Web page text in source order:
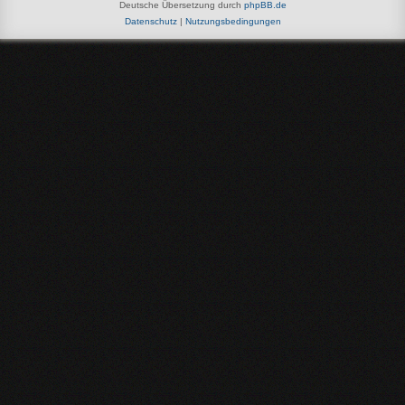
Deutsche Übersetzung durch phpBB.de
Datenschutz| Nutzungsbedingungen